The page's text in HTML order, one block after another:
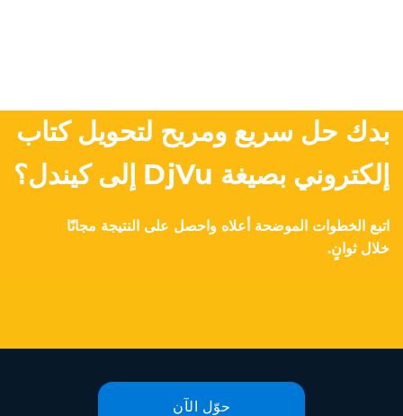
بدك حل سريع ومريح لتحويل كتاب
إلكتروني بصيغة DjVu إلى كيندل؟
اتبع الخطوات الموضحة أعلاه واحصل على النتيجة مجانًا
خلال ثوانٍ.
حوّل الآن